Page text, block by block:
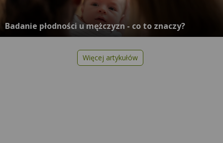
Badanie płodności u mężczyzn - co to znaczy?
Więcej artykułów